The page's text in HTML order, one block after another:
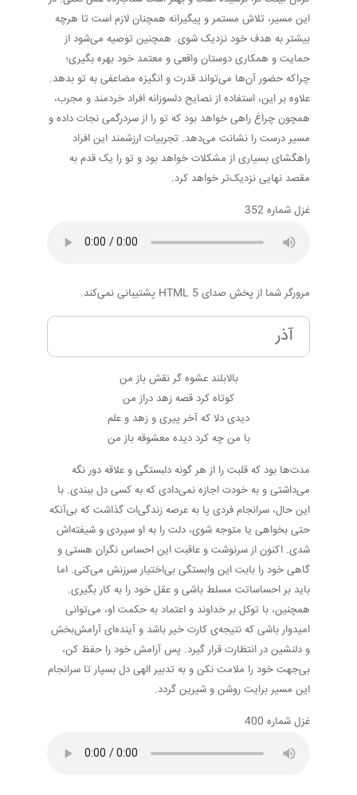
این مسیر، تلاش مستمر و پیگیرانه همچنان لازم است تا هرچه
بیشتر به هدف خود نزدیک شوی. همچنین توصیه می‌شود از
حمایت و همکاری دوستان واقعی و معتمد خود بهره بگیری؛
چراکه حضور آن‌ها می‌تواند قدرت و انگیزه مضاعفی به تو بدهد.
علاوه بر این، استفاده از نصایح دلسوزانه افراد خردمند و مجرب،
همچون چراغ راهی خواهد بود که تو را از سردرگمی نجات داده و
مسیر درست را نشانت می‌دهد. تجربیات ارزشمند این افراد
راهگشای بسیاری از مشکلات خواهد بود و تو را یک قدم به
مقصد نهایی نزدیک‌تر خواهد کرد.
غزل شماره 352
مرورگر شما از پخش صدای HTML 5 پشتیبانی نمی‌کند.
آذر
بالابلند عشوه گر نقش باز من
کوتاه کرد قصه زهد دراز من
دیدی دلا که آخر پیری و زهد و علم
با من چه کرد دیده معشوقه باز من
مدت‌ها بود که قلبت را از هر گونه دلبستگی و علاقه دور نگه
می‌داشتی و به خودت اجازه نمی‌دادی که به کسی دل ببندی. با
این حال، سرانجام فردی پا به عرصه زندگی‌ات گذاشت که بی‌آنکه
حتی بخواهی یا متوجه شوی، دلت را به او سپردی و شیفته‌اش
شدی. اکنون از سرنوشت و عاقبت این احساس نگران هستی و
گاهی خود را بابت این وابستگی بی‌اختیار سرزنش می‌کنی. اما
باید بر احساساتت مسلط باشی و عقل خود را به کار بگیری.
همچنین، با توکل بر خداوند و اعتماد به حکمت او، می‌توانی
امیدوار باشی که نتیجه‌ی کارت خیر باشد و آینده‌ای آرامش‌بخش
و دلنشین در انتظارت قرار گیرد. پس آرامش خود را حفظ کن،
بی‌جهت خود را ملامت نکن و به تدبیر الهی دل بسپار تا سرانجام
این مسیر برایت روشن و شیرین گردد.
غزل شماره 400